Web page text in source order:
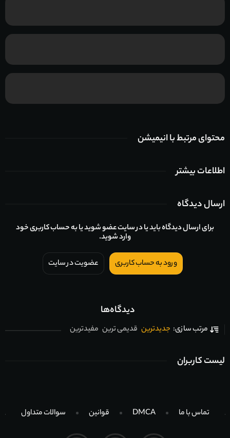
محتوای مرتبط با انیمیشن
اطلاعات بیشتر
ارسال دیدگاه
برای ارسال دیدگاه باید یا در سایت عضو شوید یا به حساب کاربری خود
وارد شوید.
ورود به حساب کاربری عضویت در سایت
دیدگاه‌ها
مرتب سازی: جدیدترین قدیمی ترین مفیدترین
لیست کاربران
تماس با ما DMCA قوانین سوالات متداول